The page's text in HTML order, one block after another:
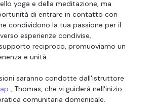
yoga e della meditazione, ma
di entrare in contatto con
condividono la tua passione per il
esperienze condivise,
reciproco, promuoviamo un
e unità.
saranno condotte dall'istruttore
, Thomas, che vi guiderà nell'inizio
comunitaria domenicale.